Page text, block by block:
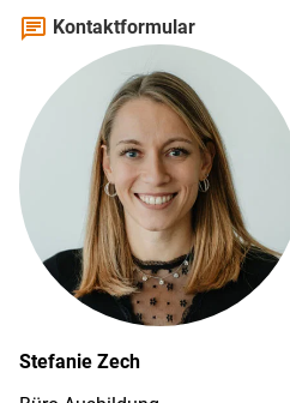
chat Kontaktformular
Stefanie Zech